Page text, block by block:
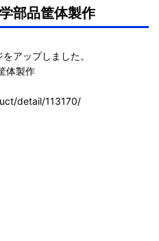
部品筐体製作
アップしました。
detail/113170/